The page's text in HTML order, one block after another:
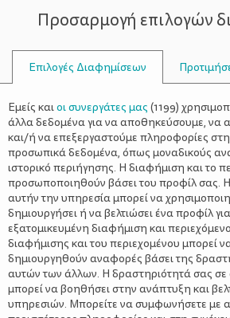
Προσαρμογή επιλογών
Επιλογές Διαφημίσεων
Εμείς καιοι συνεργάτες μας (1199)
άλλα δεδομένα για να αποθηκεύσουμε, να
και/ή να επεξεργαστούμε πληροφορίες
προσωπικά δεδομένα, όπως μοναδικούς
ιστορικό περιήγησης. Η διαφήμιση και το
προσωποποιηθούν βάσει του προφίλ σας.
αυτήν την υπηρεσία μπορεί να
δημιουργήσει ή να βελτιώσει ένα προφίλ
εξατομικευμένη διαφήμιση και
διαφήμισης και του περιεχομένου μπορεί
δημιουργηθούν αναφορές βάσει της
αυτών των άλλων. Η δραστηριότητά σας σε
μπορεί να βοηθήσει στην ανάπτυξη και
υπηρεσιών. Μπορείτε να συμφωνήσετε με